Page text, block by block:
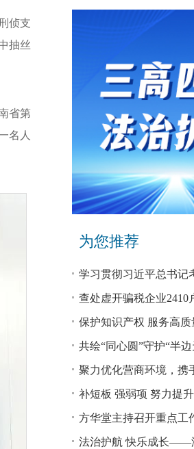
侦支
抽丝
省第
名人
为您推荐
学习贯彻习近平总书记
和指示精神专题研讨班
查处虚开骗税企业2410
回税款损失48.2亿元
保护知识产权 服务高
省公安厅公布打击侵犯
典型案例
共绘“同心圆”守护“半
察院、省妇联共同主办
聚力优化营商环境，携
—— 省法院驻大坪村工
部赴企参观学习调研
补短板 强弱项 努力提
力
方华堂主持召开重点工
我加压 砥砺奋进 推动
法治护航 快乐成长——